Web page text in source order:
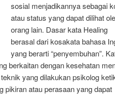
sosial menjadikannya sebagai
atau status yang dapat dilihat
orang lain. Dasar kata Healing
berasal dari kosakata bahasa
yang berarti “penyembuhan”.
berkaitan dengan kesehatan
yang dilakukan psikolog
pikiran atau perasaan yang dapat